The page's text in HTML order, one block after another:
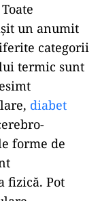
un anumit
categorii
termic sunt
diabet
forme de
fizică. Pot